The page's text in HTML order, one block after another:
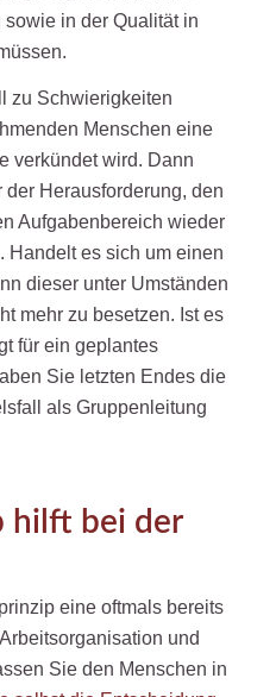
in der Qualität in
zu Schwierigkeiten
Menschen eine
verkündet wird. Dann
Herausforderung, den
Aufgabenbereich wieder
Handelt es sich um einen
dieser unter Umständen
mehr zu besetzen. Ist es
für ein geplantes
Sie letzten Endes die
als Gruppenleitung
hilft bei der
eine oftmals bereits
und
Sie den Menschen in